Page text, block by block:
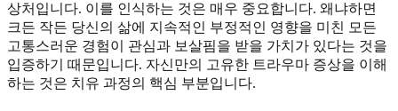
상처입니다. 이를 인식하는 것은 매우 중요합니다. 왜냐하면
크든 작든 당신의 삶에 지속적인 부정적인 영향을 미친 모든
고통스러운 경험이 관심과 보살핌을 받을 가치가 있다는 것을
입증하기 때문입니다. 자신만의 고유한 트라우마 증상을 이해
하는 것은 치유 과정의 핵심 부분입니다.